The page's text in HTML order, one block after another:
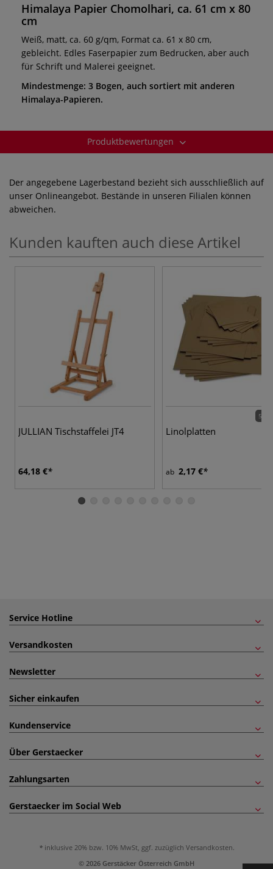
Himalaya Papier Chomolhari, ca. 61 cm x 80
cm
Weiß, matt, ca. 60 g/qm, Format ca. 61 x 80 cm,
gebleicht. Edles Faserpapier zum Bedrucken, aber auch
für Schrift und Malerei geeignet.
Mindestmenge: 3 Bogen, auch sortiert mit anderen
Himalaya-Papieren.
Produktbewertungen
Der angegebene Lagerbestand bezieht sich ausschließlich auf
unser Onlineangebot. Bestände in unseren Filialen können
abweichen.
Kunden kauften auch diese Artikel
JULLIAN Tischstaffelei JT4
64,18 €
5
Linolplatten
ab 2,17 €
Service Hotline
Versandkosten
Newsletter
Sicher einkaufen
Kundenservice
Über Gerstaecker
Zahlungsarten
Gerstaecker im Social Web
inklusive 20% bzw. 10% MwSt, ggf. zuzüglich Versandkosten.
© 2026 Gerstäcker Österreich GmbH